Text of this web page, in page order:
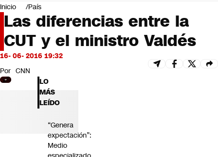
Negocios
Deportes
Programas completos
Cultura
Servicios
Bits
CNN Data
CNN tiempo
Futuro 360
Inicio País
Las diferencias entre la
CUT y el ministro Valdés
16- 06- 2016 19:32
Por CNN
LO
MÁS
LEÍDO
“Genera
expectación”:
Medio